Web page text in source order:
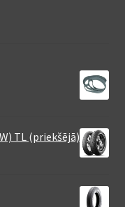
TL (priekšējā)